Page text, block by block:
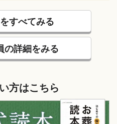
すべてみる
の詳細をみる
方はこちら